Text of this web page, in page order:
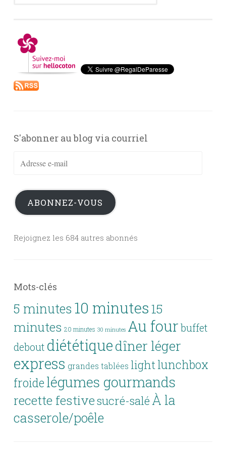
S'abonner au blog via courriel
Adresse
mail
ABONNEZ-VOUS
Rejoignez les 684 autres abonnés
Mots-clés
5 minutes 10 minutes15
minutes 20 minutes 30 minutes Au fourbuffet
debout diététiquedîner léger
express grandes tablées lightlunchbox
froide légumes gourmands
recette festivesucré-salé À la
casserole/poêle